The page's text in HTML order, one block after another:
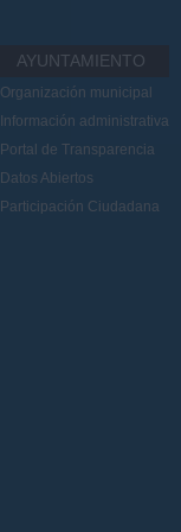
AYUNTAMIENTO
Organización municipal
Información administrativa
Portal de Transparencia
Datos Abiertos
Participación Ciudadana